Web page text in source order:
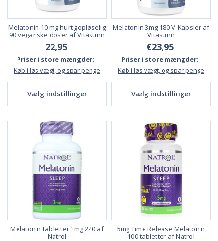
Melatonin 10 mg hurtigopløselig
90 veganske doser af Vitasunn
22,95
Priser i store mængder:
Køb i løs vægt, og spar penge
Vælg indstillinger
Melatonin 3mg 180 V-Kapsler af
Vitasunn
€23,95
Priser i store mængder:
Køb i løs vægt, og spar penge
Vælg indstillinger
Melatonin tabletter 3mg 240 af
Natrol
5mg Time Release Melatonin
100 tabletter af Natrol